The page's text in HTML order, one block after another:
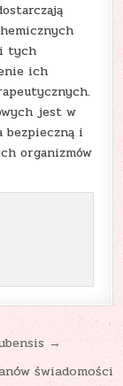
tych
ich
jest w
bezpieczną i
organizmów
→
świadomości